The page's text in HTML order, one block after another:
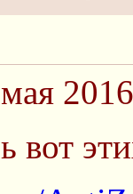
вот